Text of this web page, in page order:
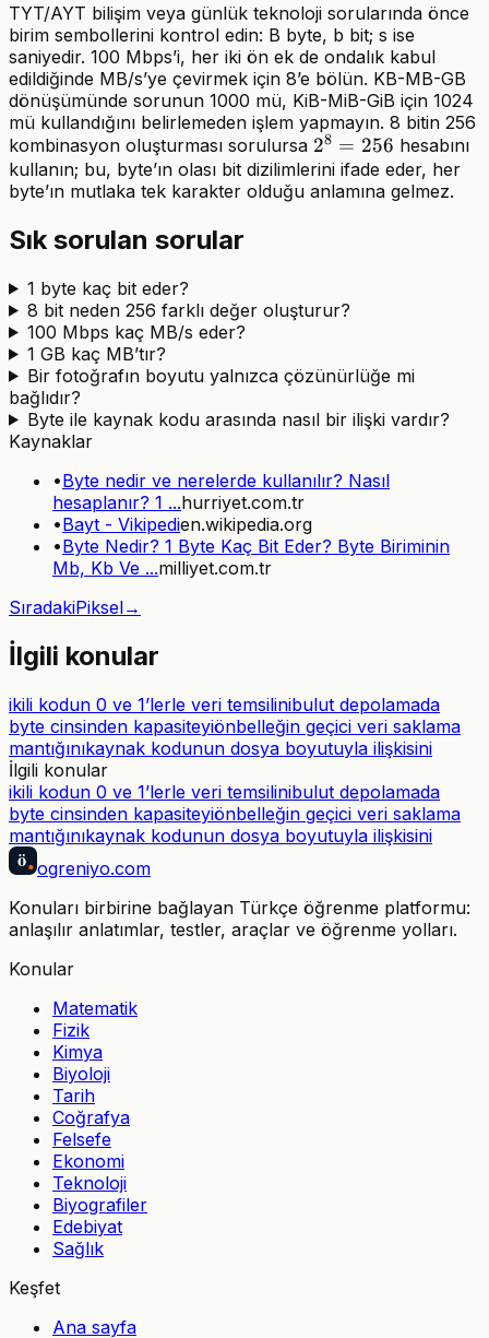
TYT/AYT bilişim veya günlük teknoloji sorularında önce
birim sembollerini kontrol edin: B byte, b bit; s ise
saniyedir. 100 Mbps’i, her iki ön ek de ondalık kabul
edildiğinde MB/s’ye çevirmek için 8’e bölün. KB-MB-GB
dönüşümünde sorunun 1000 mü, KiB-MiB-GiB için 1024
mü kullandığını belirlemeden işlem yapmayın. 8 bitin 256
kombinasyon oluşturması sorulursa 2^8
=
256
28 = 256 hesabını
kullanın; bu, byte’ın olası bit dizilimlerini ifade eder, her
byte’ın mutlaka tek karakter olduğu anlamına gelmez.
Sık sorulan sorular
1 byte kaç bit eder?
8 bit neden 256 farklı değer oluşturur?
100 Mbps kaç MB/s eder?
1 GB kaç MB’tır?
Bir fotoğrafın boyutu yalnızca çözünürlüğe mi
bağlıdır?
Byte ile kaynak kodu arasında nasıl bir ilişki vardır?
Kaynaklar
•Byte nedir ve nerelerde kullanılır? Nasıl
hesaplanır? 1 ...hurriyet.com.tr
•Bayt - Vikipedien.wikipedia.org
•Byte Nedir? 1 Byte Kaç Bit Eder? Byte Biriminin
Mb, Kb Ve ...milliyet.com.tr
SıradakiPiksel→
İlgili konular
ikili kodun 0 ve 1’lerle veri temsilinibulut depolamada
byte cinsinden kapasiteyiönbelleğin geçici veri saklama
mantığınıkaynak kodunun dosya boyutuyla ilişkisini
İlgili konular
ikili kodun 0 ve 1’lerle veri temsilinibulut depolamada
byte cinsinden kapasiteyiönbelleğin geçici veri saklama
mantığınıkaynak kodunun dosya boyutuyla ilişkisini
ö ogreniyo.com
Konuları birbirine bağlayan Türkçe öğrenme platformu:
anlaşılır anlatımlar, testler, araçlar ve öğrenme yolları.
Konular
Matematik
Fizik
Kimya
Biyoloji
Tarih
Coğrafya
Felsefe
Ekonomi
Teknoloji
Biyografiler
Edebiyat
Sağlık
Keşfet
Ana sayfa